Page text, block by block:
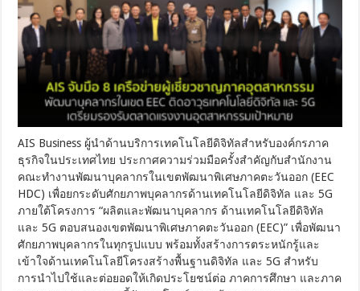
เครือ
ข่าย
ผู้
เชี่ยวชาญ
ภาค
อุตสาหกรรม
พัฒนา
บุคลากร
ใน
เขต
EEC
อาวุธ
เทคโนโลยี
ดิจิทัล
และ
5G
เตรียม
รองรับ
AIS Business ผู้นำด้านบริการเทคโนโลยีดิจิทัลสำหรับองค์กรภาค
ธุรกิจในประเทศไทย ประกาศความร่วมมือครั้งสำคัญกับสำนักงาน
คณะทำงานพัฒนาบุคลากรในเขตพัฒนาพิเศษภาคตะวันออก (EEC
HDC) เพื่อยกระดับศักยภาพบุคลากรด้านเทคโนโลยีดิจิทัล และ 5G
ภายใต้โครงการ “ผลิตและพัฒนาบุคลากร ด้านเทคโนโลยีดิจิทัล
และ 5G ตอบสนองเขตพัฒนาพิเศษภาคตะวันออก (EEC)” เพื่อพัฒนา
ศักยภาพบุคลากรในทุกรูปแบบ พร้อมทั้งสร้างการตระหนักรู้และ
เข้าใจด้านเทคโนโลยีโครงสร้างพื้นฐานดิจิทัล และ 5G สำหรับ
การนำไปใช้และต่อยอดให้เกิดประโยชน์ต่อ ภาคการศึกษา และภาค